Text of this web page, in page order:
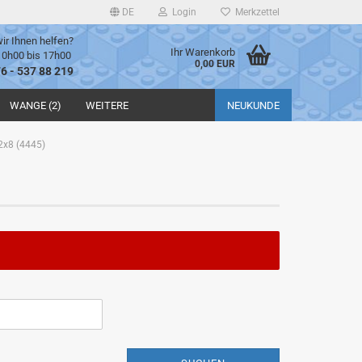
DE Login Merkzettel
Ihnen helfen?
bis 17h00
- 537 88 219
Ihr Warenkorb
0,00 EUR
WANGE (2) NEUKUNDE
WEITERE
(4445)